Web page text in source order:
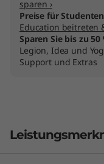
sparen ›
Preise für
Education beitreten
Sparen Sie bis zu
Legion, Idea und
Support und Extras